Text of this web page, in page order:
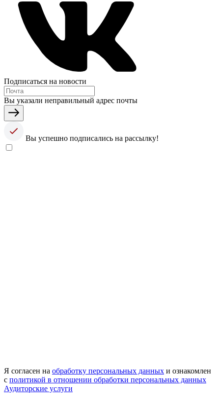
Подписаться на новости
Вы указали неправильный адрес почты
Вы успешно подписались на рассылку!
Я согласен на обработку персональных данных и ознакомлен
с политикой в отношении обработки персональных данных
Аудиторские услуги